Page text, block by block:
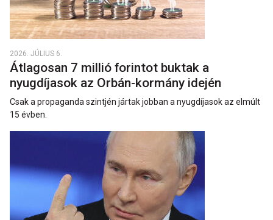
2026. JÚLIUS 6.
Átlagosan 7 millió forintot buktak a
nyugdíjasok az Orbán-kormány idején
Csak a propaganda szintjén jártak jobban a nyugdíjasok az elmúlt
15 évben.